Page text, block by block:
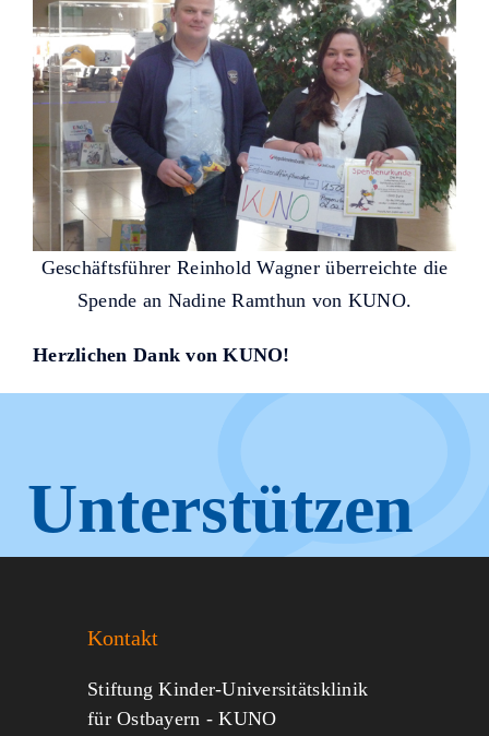
Geschäftsführer Reinhold Wagner überreichte die
Spende an Nadine Ramthun von KUNO.
Herzlichen Dank von KUNO!
Unterstützen
Jeder kann helfen.
Kontakt
Stiftung Kinder-Universitätsklinik
für Ostbayern - KUNO